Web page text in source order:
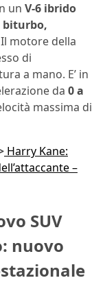
un V-6 ibrido
biturbo,
Il motore della
di
a mano. E’ in
da 0 a
massima di
Harry Kane:
–
SUV
nuovo